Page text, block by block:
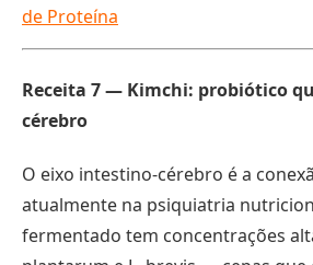
de Proteína
Receita 7 — Kimchi: probiótico
cérebro
O eixo intestino-cérebro é a
atualmente na psiquiatria
fermentado tem concentrações